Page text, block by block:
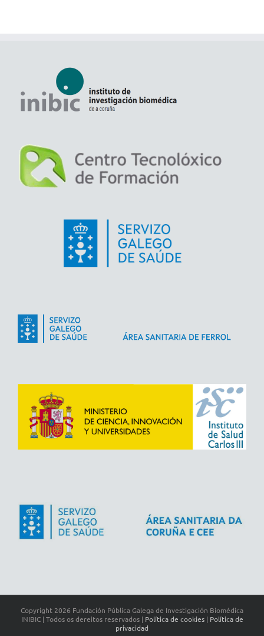
Copyright 2026 Fundación Pública Galega de Investigación Biomédica
INIBIC | Todos os dereitos reservados | Política de cookies| Política de
privacidad